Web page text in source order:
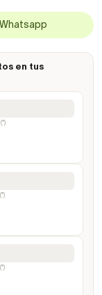
en tus
(*)
(*)
(*)